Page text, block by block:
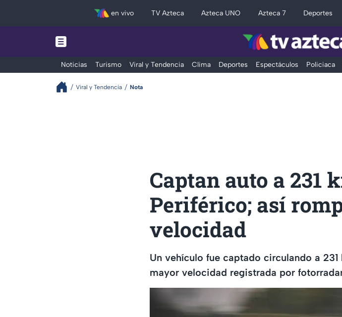
en vivo TV Azteca Azteca UNO Azteca 7 Deportes
Noticias Turismo Viral y Tendencia Clima Deportes Espectáculos Policiaca
Viral y Tendencia Nota
Captan auto a 231
Periférico; así
velocidad
Un vehículo fue captado circulando a
mayor velocidad registrada por